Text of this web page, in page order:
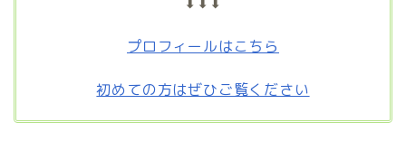
プロフィールはこちら
初めての方はぜひご覧ください